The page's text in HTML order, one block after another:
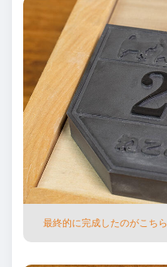
最終的に完成したのがこちら